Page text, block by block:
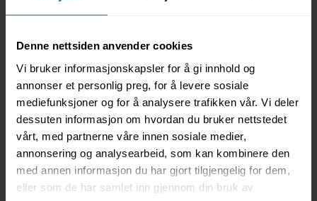
Denne nettsiden anvender cookies
Vi bruker informasjonskapsler for å gi innhold og
annonser et personlig preg, for å levere sosiale
mediefunksjoner og for å analysere trafikken vår. Vi deler
dessuten informasjon om hvordan du bruker nettstedet
vårt, med partnerne våre innen sosiale medier,
annonsering og analysearbeid, som kan kombinere den
med annen informasjon du har gjort tilgjengelig for dem,
eller som de har samlet inn gjennom din bruk av
12. Forebygging av muskel- og skjelettplager
13. Ergonomiske vurderingsmodeller og arbeidsstillinger
14. Støy og vibrasjoner
15. Trening og kosthold